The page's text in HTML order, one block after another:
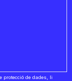
protecció de dades, li